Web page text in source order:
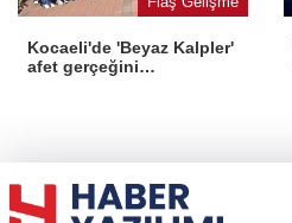
Kocaeli'de 'Beyaz Kalpler'
afet gerçeğini